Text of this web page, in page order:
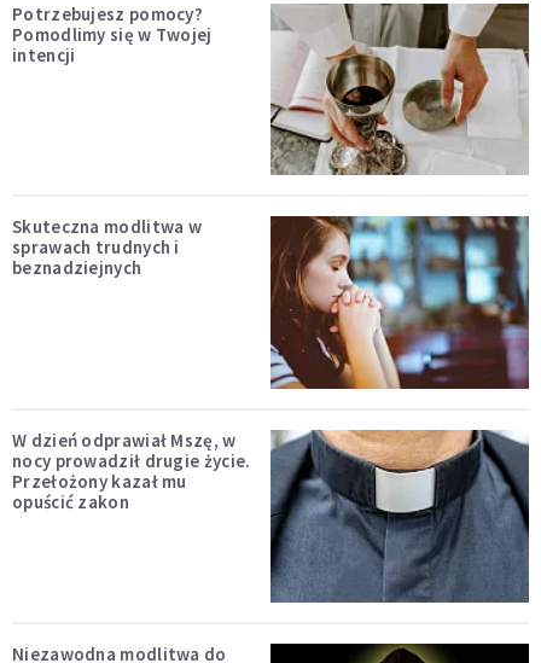
Potrzebujesz pomocy?
Pomodlimy się w Twojej
intencji
Skuteczna modlitwa w
sprawach trudnych i
beznadziejnych
W dzień odprawiał Mszę, w
nocy prowadził drugie życie.
Przełożony kazał mu
opuścić zakon
Niezawodna modlitwa do